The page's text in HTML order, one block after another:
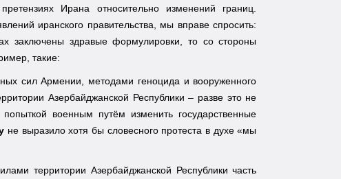
Ирана относительно изменений границ.
иранского правительства, мы вправе спросить:
заключены здравые формулировки, то со стороны
такие:
сил Армении, методами геноцида и вооруженного
Азербайджанской Республики – разве это не
военным путём изменить государственные
не выразило хотя бы словесного протеста в духе «мы
территории Азербайджанской Республики часть